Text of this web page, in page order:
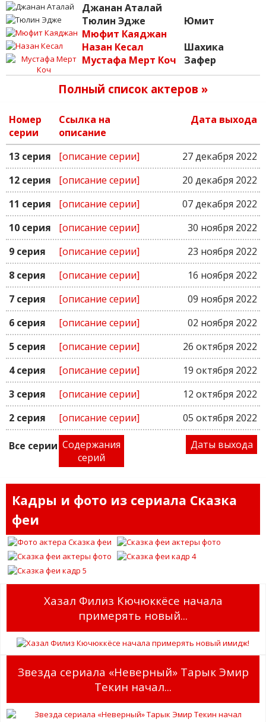
Джанан Аталай
Тюлин Эдже
Юмит
Мюфит Каяджан
Назан Кесал
Шахика
Мустафа Мерт Коч
Зафер
Полный список актеров »
Номер
серии
Ссылка на
описание
Дата выхода
13 серия [описание серии]
27 декабря 2022
12 серия
[описание серии]
20 декабря 2022
11 серия
[описание серии]
07 декабря 2022
10 серия
[описание серии]
30 ноября 2022
9 серия
[описание серии]
23 ноября 2022
8 серия
[описание серии]
16 ноября 2022
7 серия
[описание серии]
09 ноября 2022
6 серия
[описание серии]
02 ноября 2022
5 серия
[описание серии]
26 октября 2022
4 серия
[описание серии]
19 октября 2022
3 серия
[описание серии]
12 октября 2022
2 серия
[описание серии] 05 октября 2022
Все серии Содержания
серий
Даты выхода
Кадры и фото из сериала Сказка
феи
Хазал Филиз Кючюккёсе начала
примерять новый...
Звезда сериала «Неверный» Тарык Эмир
Текин начал...